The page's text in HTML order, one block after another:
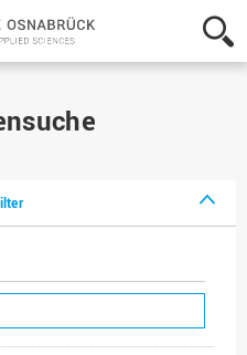
Hochschule
Osnabrück
-